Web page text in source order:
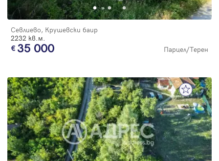
Севлиево, Крушевски баир
2232 кв.м.
35 000 Парцел/Терен